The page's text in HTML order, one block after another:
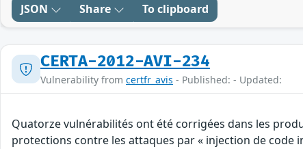
JSON Share To clipboard
CERTA-2012-AVI-234
Vulnerability from certfr_avis - Published: - Updated:
Quatorze vulnérabilités ont été corrigées dans les
protections contre les attaques par « injection de code